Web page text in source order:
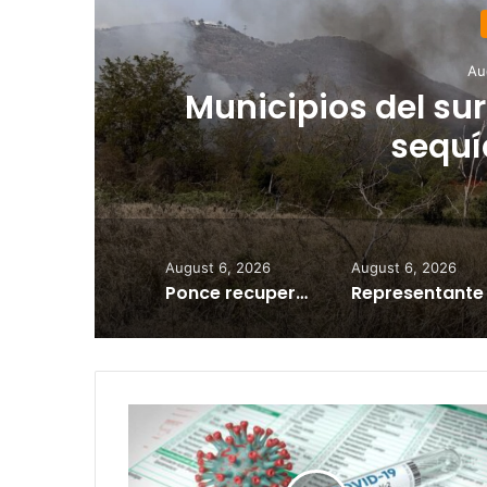
Municipios del
August 6, 2026
Ponce recuperará rampas marítimas para reactivar excursiones a Cardona y Caja de Muerto
August 6, 2026
reporta
4
muertes